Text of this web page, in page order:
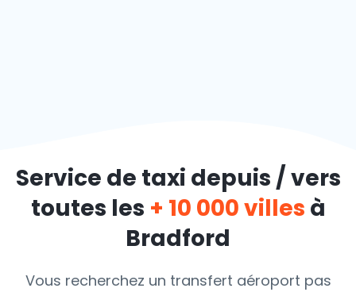
Service de taxi depuis / vers
toutes les + 10 000 villes à
Bradford
Vous recherchez un transfert aéroport pas